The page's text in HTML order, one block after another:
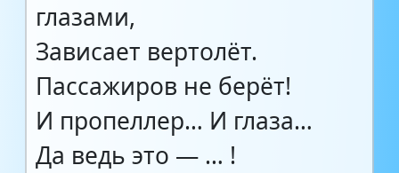
глазами,
Зависает вертолёт.
Пассажиров не берёт!
И пропеллер… И глаза…
Да ведь это — … !